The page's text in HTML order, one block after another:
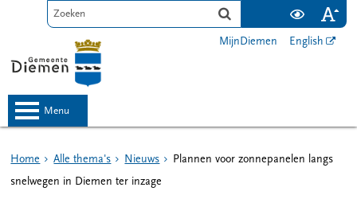
MijnDiemen English
menu
Home Alle thema's Nieuws
Plannen voor zonnepanelen langs
snelwegen in Diemen ter inzage